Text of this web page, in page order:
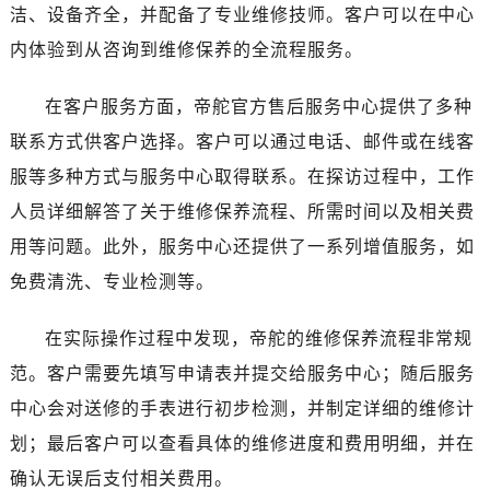
河南省开封市鼓楼区中山路帝舵售后服务中心（需提前预约）
河南省南阳市宛城区范蠡东路与南都路交叉口帝舵售后服务中心（需提前预约）
河南省三门峡市湖滨区和平路帝舵售后服务中心（需提前预约）
河南省商丘市梁园区神火大道帝舵售后服务中心（需提前预约）
河南省新乡市红旗区人民路帝舵售后服务中心（需提前预约）
河南省郑州市二七区民主路10号华润大厦29层2905室帝舵售后服务中心（需提前预约）
河南省周口市川汇区七一路帝舵售后服务中心（需提前预约）
河南省驻马店市驿城区乐山大道与置地大道交叉口帝舵售后服务中心（需提前预约）
湖北省鄂州市鄂城区文星大道帝舵售后服务中心（需提前预约）
洁、设备齐全，并配备了专业维修技师。客户可以在中心
内体验到从咨询到维修保养的全流程服务。
在客户服务方面，帝舵官方售后服务中心提供了多种
联系方式供客户选择。客户可以通过电话、邮件或在线客
服等多种方式与服务中心取得联系。在探访过程中，工作
人员详细解答了关于维修保养流程、所需时间以及相关费
用等问题。此外，服务中心还提供了一系列增值服务，如
免费清洗、专业检测等。
在实际操作过程中发现，帝舵的维修保养流程非常规
范。客户需要先填写申请表并提交给服务中心；随后服务
中心会对送修的手表进行初步检测，并制定详细的维修计
划；最后客户可以查看具体的维修进度和费用明细，并在
确认无误后支付相关费用。